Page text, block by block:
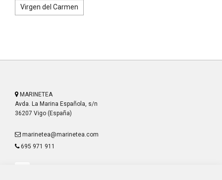
Virgen del Carmen
MARINETEA
Avda. La Marina Española, s/n
36207 Vigo (España)
marinetea@marinetea.com
695 971 911